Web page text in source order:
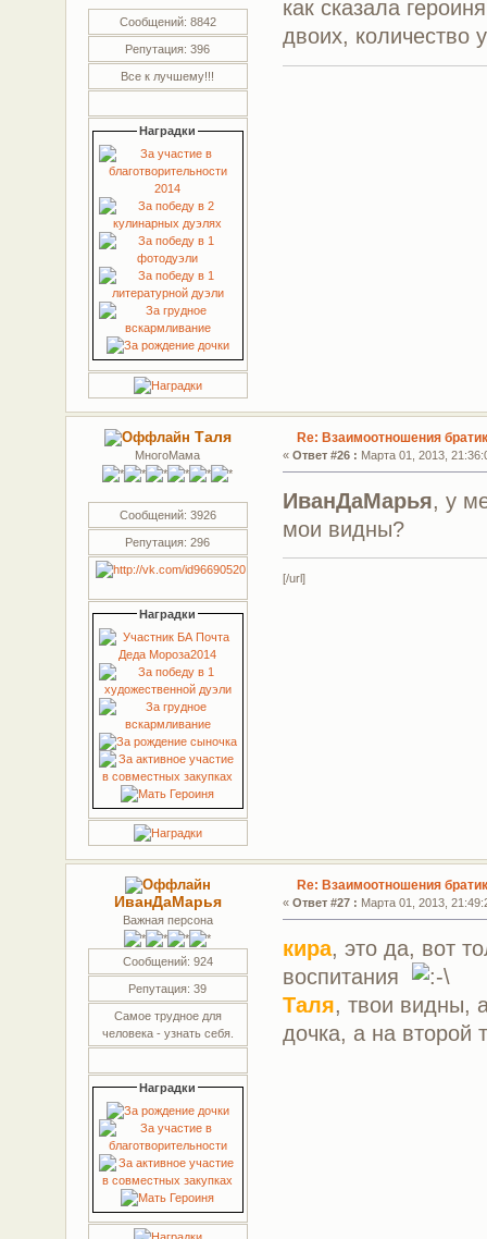
Сообщений: 8842
Репутация: 396
Все к лучшему!!!
Наградки
как сказала
двоих, количество
Таля
МногоМама
Сообщений: 3926
Репутация: 296
Наградки
Re: Взаимоотношения
«Ответ #26 : Марта 01, 2013,
ИванДаМарья, у
мои видны?
[/url]
ИванДаМарья
Важная персона
Сообщений: 924
Репутация: 39
Самое трудное для
человека - узнать себя.
Наградки
Re: Взаимоотношения
«Ответ #27 : Марта 01, 2013,
кира, это да, вот
воспитания
Таля, твои видны,
дочка, а на